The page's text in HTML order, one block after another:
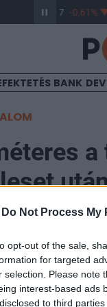
Do Not Process
opt-out of the sale,
for targeted
selection. Please note
interest-based ads
to third
363,17 -0,61%
BANK
szombaton